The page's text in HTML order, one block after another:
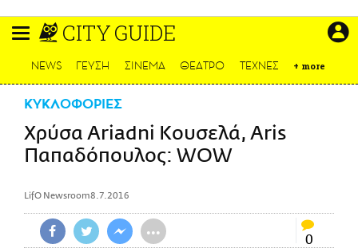
περιεχόμενο
CITY GUIDE
ΕΙΔΗΣΕΙΣ
CULTURE
ΑΠΟΨΕΙΣ
ΤΡΟΠΟΣ ΖΩΗΣ
PODCASTS
NEWS ΓΕΥΣΗ ΣΙΝΕΜΑ ΘΕΑΤΡΟ ΤΕΧΝΕΣ + more
ΚΥΚΛΟΦΟΡΙΕΣ
Χρύσα Ariadni Κουσελά, Aris
Παπαδόπουλος: WOW
LifO Newsroom8.7.2016
•••
0